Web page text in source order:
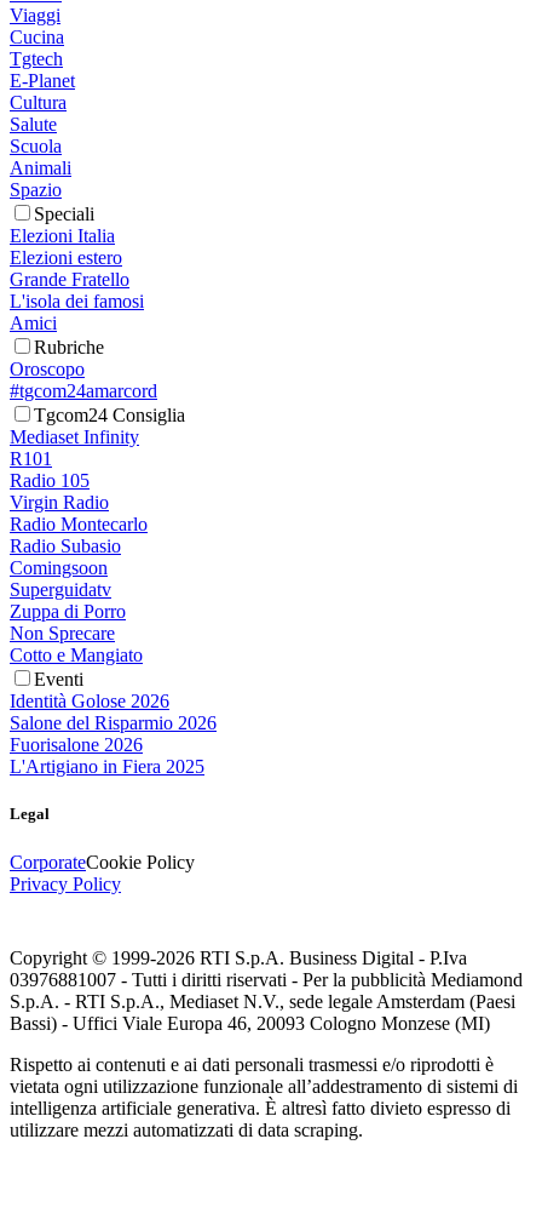
Viaggi
Cucina
Tgtech
E-Planet
Cultura
Salute
Scuola
Animali
Spazio
Speciali
Elezioni Italia
Elezioni estero
Grande Fratello
L'isola dei famosi
Amici
Rubriche
Oroscopo
#tgcom24amarcord
Tgcom24 Consiglia
Mediaset Infinity
R101
Radio 105
Virgin Radio
Radio Montecarlo
Radio Subasio
Comingsoon
Superguidatv
Zuppa di Porro
Non Sprecare
Cotto e Mangiato
Eventi
Identità Golose 2026
Salone del Risparmio 2026
Fuorisalone 2026
L'Artigiano in Fiera 2025
Legal
CorporateCookie Policy
Privacy Policy
Copyright © 1999-2026 RTI S.p.A. Business Digital - P.Iva
03976881007 - Tutti i diritti riservati - Per la pubblicità Mediamond
S.p.A. - RTI S.p.A., Mediaset N.V., sede legale Amsterdam (Paesi
Bassi) - Uffici Viale Europa 46, 20093 Cologno Monzese (MI)
Rispetto ai contenuti e ai dati personali trasmessi e/o riprodotti è
vietata ogni utilizzazione funzionale all’addestramento di sistemi di
intelligenza artificiale generativa. È altresì fatto divieto espresso di
utilizzare mezzi automatizzati di data scraping.